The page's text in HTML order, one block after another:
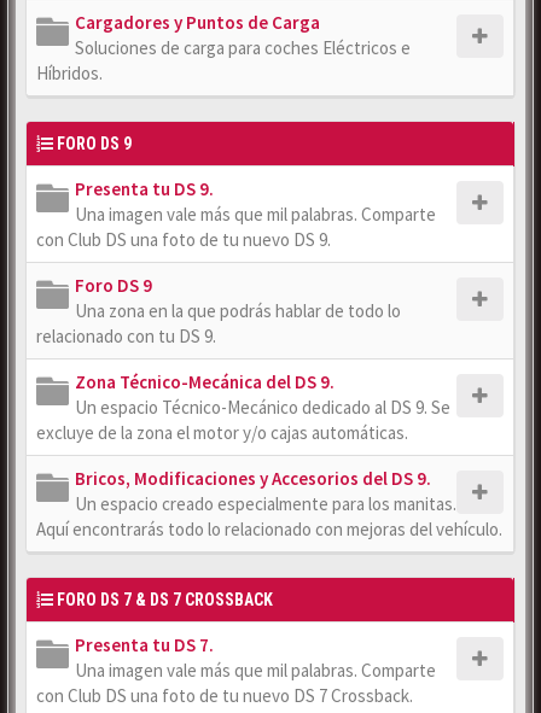
Cargadores y Puntos de Carga
Soluciones de carga para coches Eléctricos e
Híbridos.
FORO DS 9
Presenta tu DS 9.
Una imagen vale más que mil palabras. Comparte
con Club DS una foto de tu nuevo DS 9.
Foro DS 9
Una zona en la que podrás hablar de todo lo
relacionado con tu DS 9.
Zona Técnico-Mecánica del DS 9.
Un espacio Técnico-Mecánico dedicado al DS 9. Se
excluye de la zona el motor y/o cajas automáticas.
Bricos, Modificaciones y Accesorios del DS 9.
Un espacio creado especialmente para los manitas.
Aquí encontrarás todo lo relacionado con mejoras del vehículo.
FORO DS 7 & DS 7 CROSSBACK
Presenta tu DS 7.
Una imagen vale más que mil palabras. Comparte
con Club DS una foto de tu nuevo DS 7 Crossback.